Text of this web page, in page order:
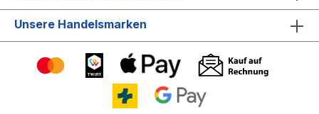
Unsere Handelsmarken